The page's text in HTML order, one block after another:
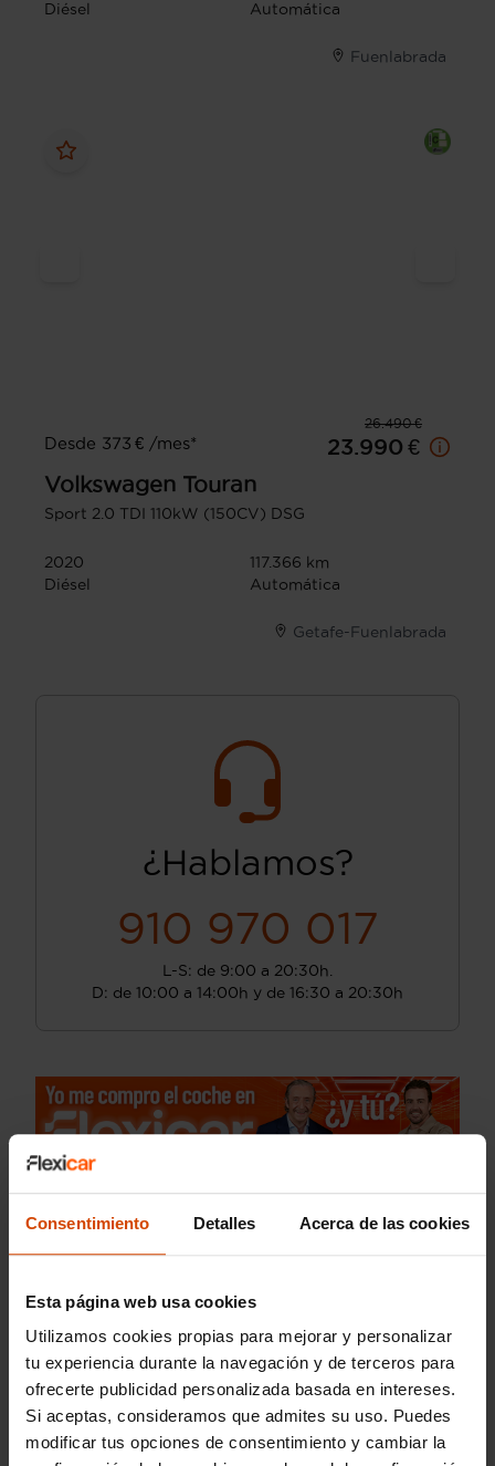
Consentimiento Detalles Acerca de las cookies
Esta página web usa cookies
Utilizamos cookies propias para mejorar y personalizar
tu experiencia durante la navegación y de terceros para
ofrecerte publicidad personalizada basada en intereses.
Si aceptas, consideramos que admites su uso. Puedes
modificar tus opciones de consentimiento y cambiar la
Diésel
Automática
Fuenlabrada
26.490 €
Desde 373 € /mes*
23.990 €
Volkswagen Touran
Sport 2.0 TDI 110kW (150CV) DSG
2020
117.366 km
Diésel
Automática
Getafe-Fuenlabrada
¿Hablamos?
910 970 017
L-S: de 9:00 a 20:30h.
D: de 10:00 a 14:00h y de 16:30 a 20:30h